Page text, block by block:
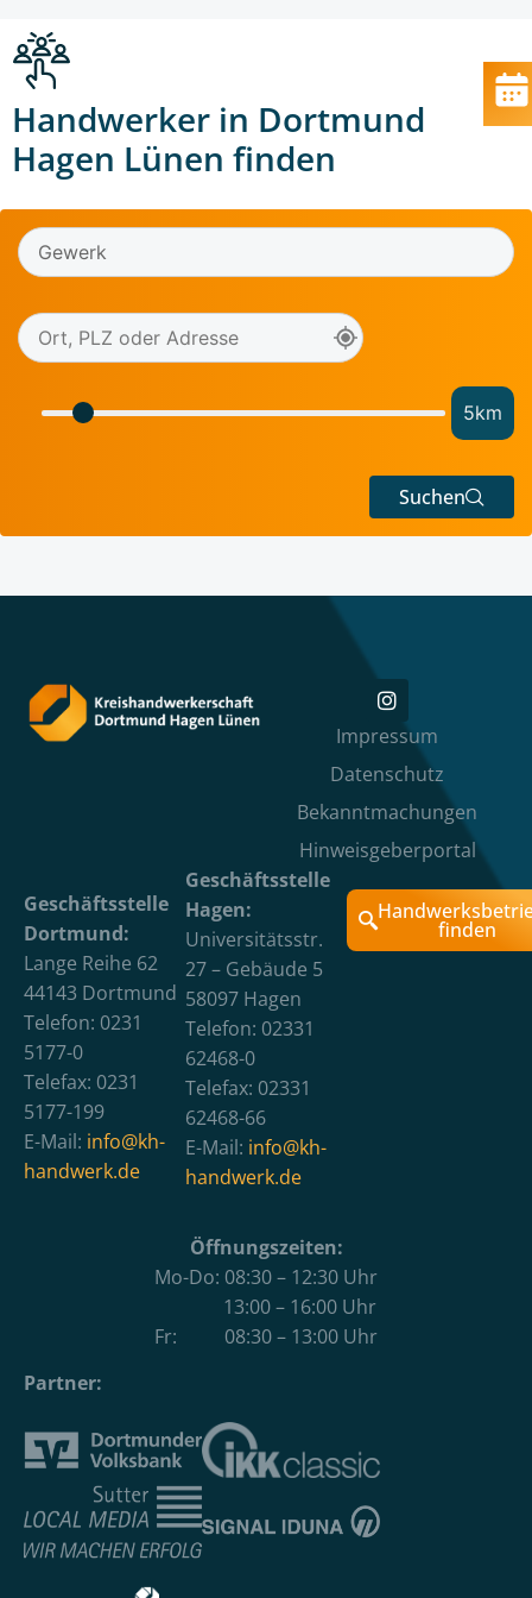
Handwerker in Dortmund
Hagen Lünen finden
5km
Suchen
Impressum
Datenschutz
Bekanntmachungen
Hinweisgeberportal
Geschäftsstelle
Dortmund:
Lange Reihe 62
44143 Dortmund
Telefon: 0231
5177-0
Telefax: 0231
5177-199
E-Mail: info@kh-
handwerk.de
Geschäftsstelle
Hagen:
Universitätsstr.
27 – Gebäude 5
58097 Hagen
Telefon: 02331
62468-0
Telefax: 02331
62468-66
E-Mail: info@kh-
handwerk.de
finden
Öffnungszeiten:
Mo-Do: 08:30 – 12:30 Uhr
13:00 – 16:00 Uhr
Fr: 08:30 – 13:00 Uhr
Partner: